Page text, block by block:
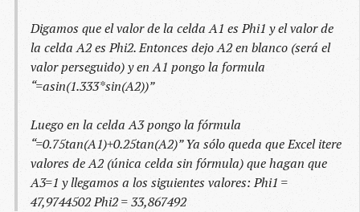
Digamos que el valor de la celda A1 es Phi1 y el valor de
la celda A2 es Phi2. Entonces dejo A2 en blanco (será el
valor perseguido) y en A1 pongo la formula
“=asin(1.333*sin(A2))”
Luego en la celda A3 pongo la fórmula
“=0.75tan(A1)+0.25tan(A2)” Ya sólo queda que Excel itere
valores de A2 (única celda sin fórmula) que hagan que
A3=1 y llegamos a los siguientes valores: Phi1 =
47,9744502 Phi2 = 33,867492